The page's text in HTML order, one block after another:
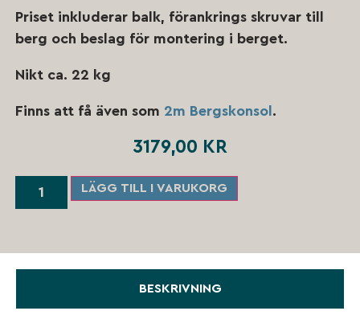
Priset inkluderar balk, förankrings skruvar till
berg och beslag för montering i berget.
Nikt ca. 22 kg
Finns att få även som 2m Bergskonsol .
3179,00 KR
LÄGG TILL I VARUKORG
BESKRIVNING